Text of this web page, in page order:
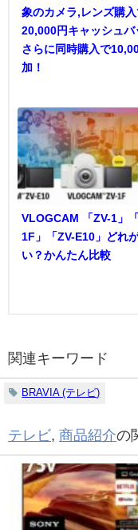
象のカメラ,レンズ購
20,000円キャッシュバ
さらに同時購入で
加！
VLOGCAM 「ZV-1」
1F」「ZV-E10」どれ
い？かんたん比較
関連キーワード
BRAVIA (テレビ)
テレビ, 商品紹介の